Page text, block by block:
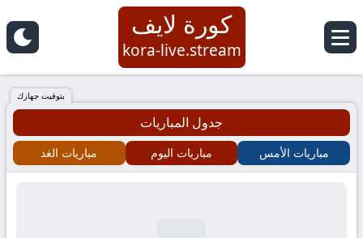
كورة
لايف
|
koora
كورة لايف
kora-live.stream
بتوقيت جهازك
جدول المباريات
مباريات الأمس مباريات اليوم مباريات الغد